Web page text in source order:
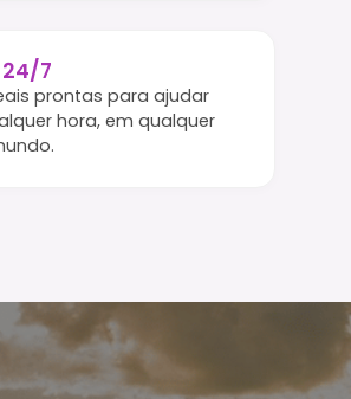
7
prontas para ajudar
hora, em qualquer